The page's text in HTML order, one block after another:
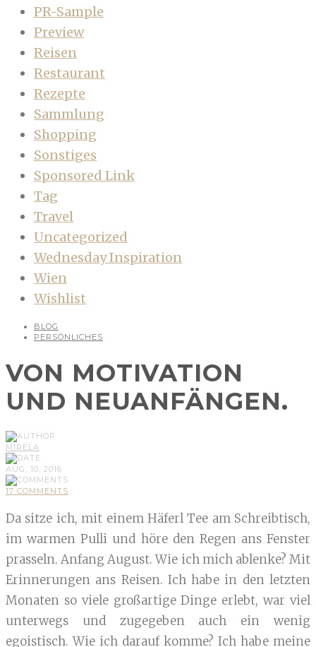
PR-Sample
Preview
Reisen
Restaurant
Rezepte
Sammlung
Shopping
Sonstiges
Sponsored Link
Tag
Travel
Uncategorized
Wednesday Inspiration
Wien
Wishlist
BLOG
PERSÖNLICHES
VON MOTIVATION
UND NEUANFÄNGEN.
MIRELA
AUG, 10, 2016
17 COMMENTS
Da sitze ich, mit einem Häferl Tee am Schreibtisch,
im warmen Pulli und höre den Regen ans Fenster
prasseln. Anfang August. Wie ich mich ablenke? Mit
Erinnerungen ans Reisen. Ich habe in den letzten
Monaten so viele großartige Dinge erlebt, war viel
unterwegs und zugegeben auch ein wenig
egoistisch. Wie ich darauf komme? Ich habe meine